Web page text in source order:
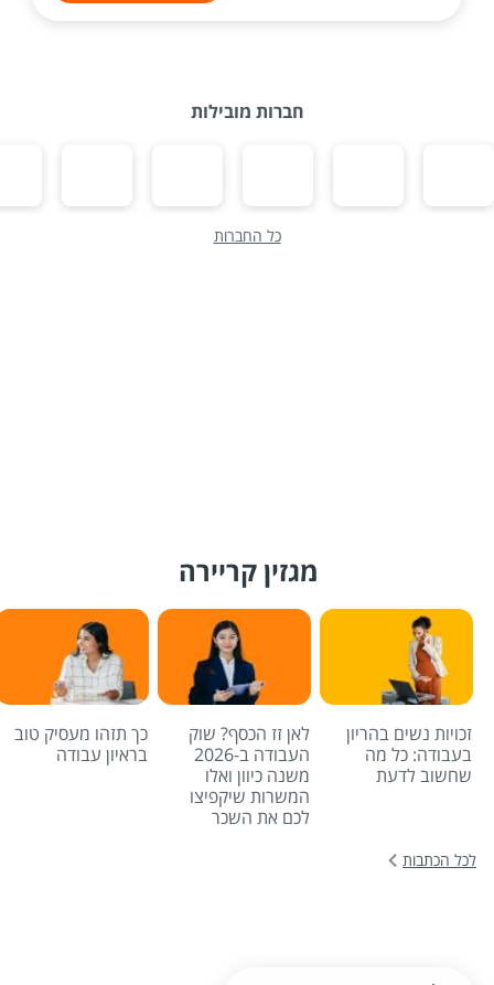
חברות מובילות
כל החברות
מגזין קריירה
זכויות נשים בהריון
בעבודה: כל מה
שחשוב לדעת
לאן זז הכסף? שוק
העבודה ב-2026
משנה כיוון ואלו
המשרות שיקפיצו
לכם את השכר
כך תזהו מעסיק טוב
בראיון עבודה
לכל הכתבות